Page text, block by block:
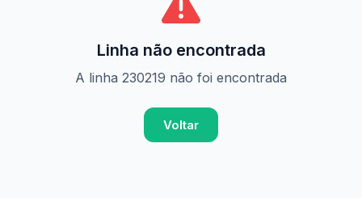
Linha não encontrada
A linha 230219 não foi encontrada
Voltar